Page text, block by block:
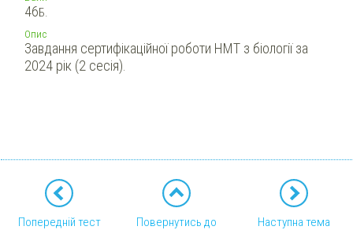
46Б.
Опис
Завдання сертифікаційної роботи НМТ з біології за
2024 рік (2 сесія).
Попередній тест Повернутись до Наступна тема